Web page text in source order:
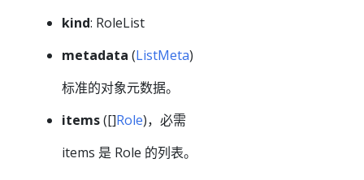
kind: RoleList
metadata (ListMeta)
标准的对象元数据。
items([]Role)，必需
items 是 Role 的列表。